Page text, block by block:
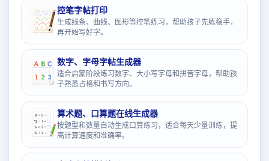
控笔字帖打印
生成线条、曲线、图形等控笔练习，帮助孩子先练稳手，
再开始写好字。
数字、字母字帖生成器
适合启蒙阶段练习数字、大小写字母和拼音字母，帮助孩
子熟悉占格和书写方向。
算术题、口算题在线生成器
按题型和数量自动生成口算练习，适合每天少量训练，提
高计算速度和准确率。